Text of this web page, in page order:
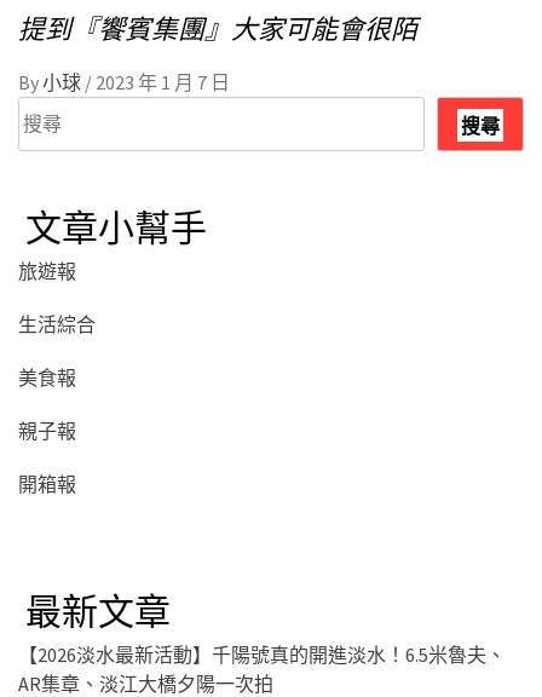
提到『饗賓集團』大家可能會很陌
By小球 / 2023 年 1 月 7 日
搜
尋
搜尋
文章小幫手
旅遊報
生活綜合
美食報
親子報
開箱報
最新文章
【2026淡水最新活動】千陽號真的開進淡水！6.5米魯夫、
AR集章、淡江大橋夕陽一次拍